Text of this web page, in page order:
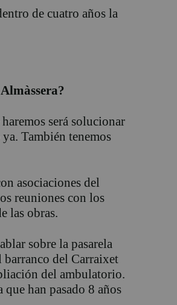
de cuatro años la
será solucionar
También tenemos
asociaciones del
reuniones con los
las obras.
sobre la pasarela
barranco del Carraixet
del ambulatorio.
han pasado 8 años